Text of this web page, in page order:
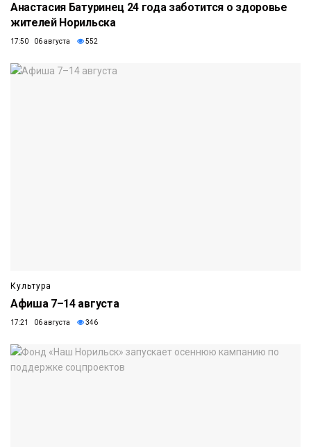
Анастасия Батуринец 24 года заботится о здоровье
жителей Норильска
17:50 06 августа 552
Культура
Афиша 7–14 августа
17:21 06 августа 346